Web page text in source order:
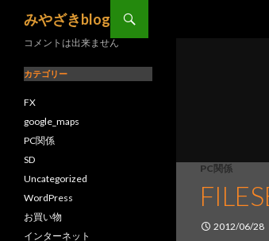
みやざきblog
PC関係
2012/06/28
コメントは出来ません
カテゴリー
FX
google_maps
PC関係
SD
Uncategorized
WordPress
お買い物
インターネット